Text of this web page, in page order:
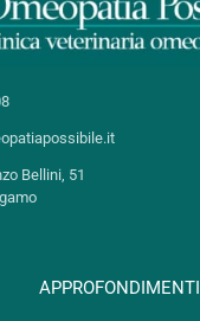
Bellini, 51
APPROFONDIMENTI